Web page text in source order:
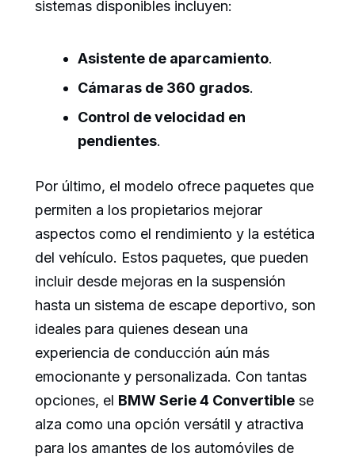
sistemas disponibles incluyen:
Asistente de aparcamiento.
Cámaras de 360 grados.
Control de velocidad en
pendientes.
Por último, el modelo ofrece paquetes que
permiten a los propietarios mejorar
aspectos como el rendimiento y la estética
del vehículo. Estos paquetes, que pueden
incluir desde mejoras en la suspensión
hasta un sistema de escape deportivo, son
ideales para quienes desean una
experiencia de conducción aún más
emocionante y personalizada. Con tantas
opciones, el BMW Serie 4 Convertible se
alza como una opción versátil y atractiva
para los amantes de los automóviles de